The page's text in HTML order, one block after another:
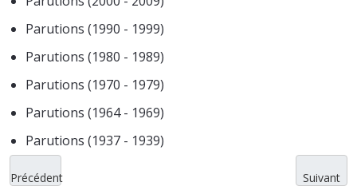
Parutions (1990 - 1999)
Parutions (1980 - 1989)
Parutions (1970 - 1979)
Parutions (1964 - 1969)
Parutions (1937 - 1939)
Précédent Suivant